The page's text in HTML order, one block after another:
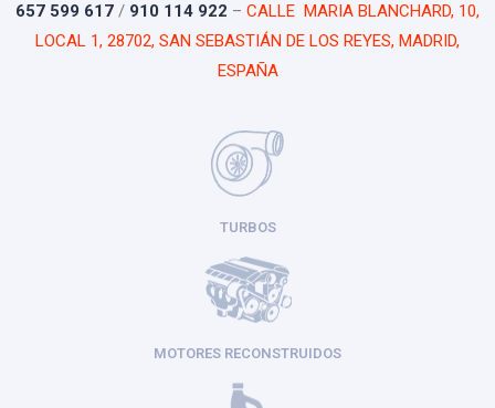
657 599 617 / 910 114 922 – CALLE MARIA BLANCHARD, 10,
LOCAL 1, 28702, SAN SEBASTIÁN DE LOS REYES, MADRID,
ESPAÑA
TURBOS
MOTORES RECONSTRUIDOS